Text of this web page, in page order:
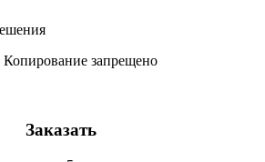
запрещено
Заказать